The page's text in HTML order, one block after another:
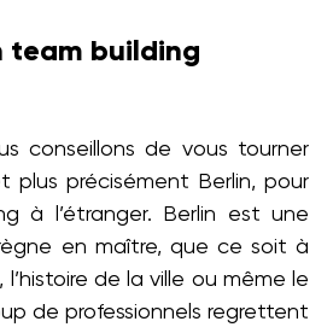
team building
conseillons de vous tourner
plus précisément Berlin, pour
à l’étranger. Berlin est une
en maître, que ce soit à
l’histoire de la ville ou même le
de professionnels regrettent